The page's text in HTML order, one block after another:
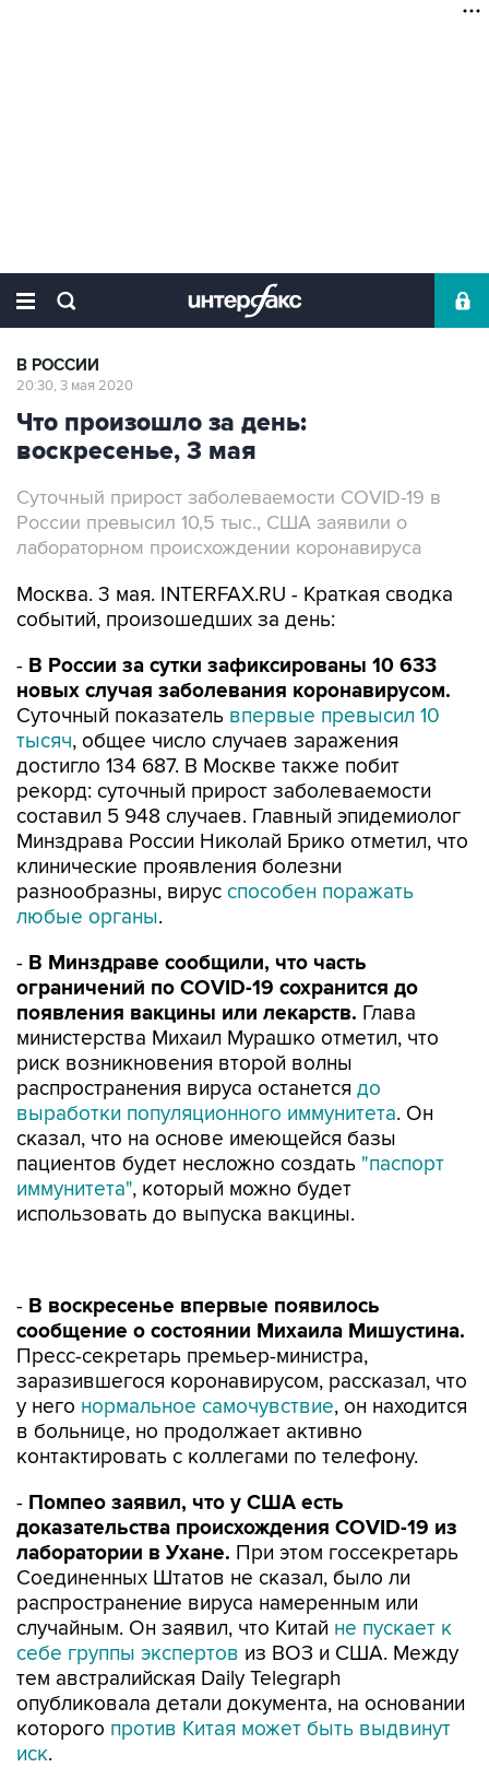
В РОССИИ
20:30, 3 мая 2020
Что произошло за день:
воскресенье, 3 мая
Суточный прирост заболеваемости COVID-19 в
России превысил 10,5 тыс., США заявили о
лабораторном происхождении коронавируса
Москва. 3 мая. INTERFAX.RU - Краткая сводка
событий, произошедших за день:
- В России за сутки зафиксированы 10 633
новых случая заболевания коронавирусом.
Суточный показатель впервые превысил 10
тысяч, общее число случаев заражения
достигло 134 687. В Москве также побит
рекорд: суточный прирост заболеваемости
составил 5 948 случаев. Главный эпидемиолог
Минздрава России Николай Брико отметил, что
клинические проявления болезни
разнообразны, вирус способен поражать
любые органы.
- В Минздраве сообщили, что часть
ограничений по COVID-19 сохранится до
появления вакцины или лекарств. Глава
министерства Михаил Мурашко отметил, что
риск возникновения второй волны
распространения вируса останется до
выработки популяционного иммунитета. Он
сказал, что на основе имеющейся базы
пациентов будет несложно создать "паспорт
иммунитета", который можно будет
использовать до выпуска вакцины.
Пресс-секретарь премьер-министра,
заразившегося коронавирусом, рассказал, что
у негонормальное самочувствие, он находится
в больнице, но продолжает активно
контактировать с коллегами по телефону.
-Помпео заявил, что у США есть
лаборатории в Ухане. При этом госсекретарь
Соединенных Штатов не сказал, было ли
распространение вируса намеренным или
случайным. Он заявил, что Китайне пускает к
себе группы экспертовиз ВОЗ и США. Между
тем австралийская Daily Telegraph
опубликовала детали документа, на основании
которогопротив Китая может быть выдвинут
иск.
-Александр Лукашенко решил не отменять